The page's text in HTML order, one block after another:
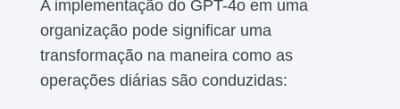
A implementação do GPT-4o em uma
organização pode significar uma
transformação na maneira como as
operações diárias são conduzidas: